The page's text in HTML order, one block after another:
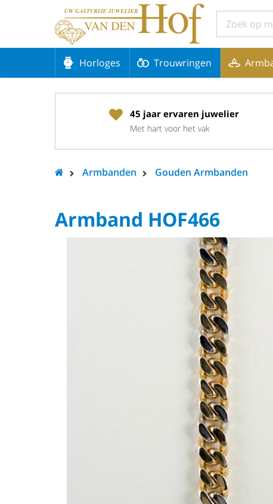
Horloges Trouwringen
45 jaar ervaren juwelier
Met hart voor het vak
Armbanden Gouden Armbanden
Armband HOF466